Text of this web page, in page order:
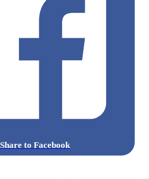
Share to Facebook